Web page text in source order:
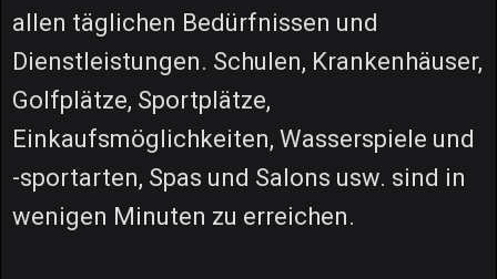
allen täglichen Bedürfnissen und
Dienstleistungen. Schulen, Krankenhäuser,
Golfplätze, Sportplätze,
Einkaufsmöglichkeiten, Wasserspiele und
-sportarten, Spas und Salons usw. sind in
wenigen Minuten zu erreichen.